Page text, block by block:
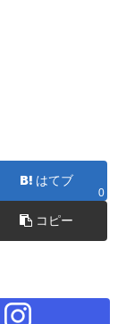
はてブ
0
コピー